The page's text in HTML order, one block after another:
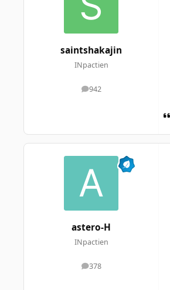
saintshakajin
INpactien
942
messages
astero-H
INpactien
378
messages